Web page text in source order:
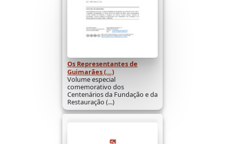
Os Representantes de
Guimarães (...)
Volume especial
comemorativo dos
Centenários da Fundação e da
Restauração (...)